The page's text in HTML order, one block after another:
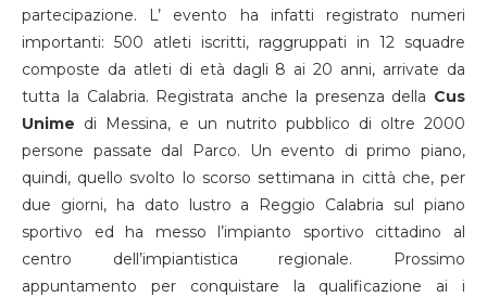
partecipazione. L’ evento ha infatti registrato numeri
importanti: 500 atleti iscritti, raggruppati in 12 squadre
composte da atleti di età dagli 8 ai 20 anni, arrivate da
tutta la Calabria. Registrata anche la presenza della Cus
Unime di Messina, e un nutrito pubblico di oltre 2000
persone passate dal Parco. Un evento di primo piano,
quindi, quello svolto lo scorso settimana in città che, per
due giorni, ha dato lustro a Reggio Calabria sul piano
sportivo ed ha messo l’impianto sportivo cittadino al
centro dell’impiantistica regionale. Prossimo
appuntamento per conquistare la qualificazione ai i